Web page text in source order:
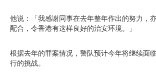
他说：「我感谢同事在去年整年作出的努力，
配合，令香港有这样良好的治安环境。」
根据去年的罪案情况，警队预计今年将继续面
行的挑战。